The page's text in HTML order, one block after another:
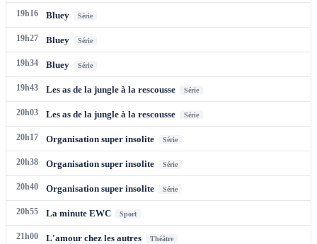
19h16 Bluey Série
19h27 Bluey Série
19h34 Bluey Série
19h43 Les as de la jungle à la rescousse Série
20h03 Les as de la jungle à la rescousse Série
20h17 Organisation super insolite Série
20h38 Organisation super insolite Série
20h40 Organisation super insolite Série
20h55 La minute EWC Sport
21h00 L'amour chez les autres Théâtre